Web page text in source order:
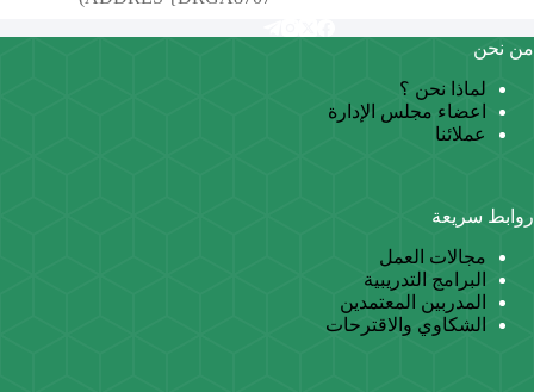
من نحن
لماذا نحن ؟
اعضاء مجلس الإدارة
عملائنا
روابط سريعة
مجالات العمل
البرامج التدريبية
المدربين المعتمدين
الشكاوي والاقترحات